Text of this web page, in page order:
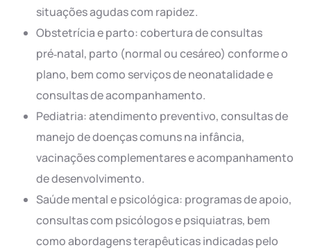
situações agudas com rapidez.
Obstetrícia e parto: cobertura de consultas
pré‑natal, parto (normal ou cesáreo) conforme o
plano, bem como serviços de neonatalidade e
consultas de acompanhamento.
Pediatria: atendimento preventivo, consultas de
manejo de doenças comuns na infância,
vacinações complementares e acompanhamento
de desenvolvimento.
Saúde mental e psicológica: programas de apoio,
consultas com psicólogos e psiquiatras, bem
como abordagens terapêuticas indicadas pelo